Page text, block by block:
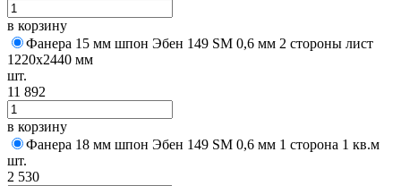
в корзину
Фанера 15 мм шпон Эбен 149 SM 0,6 мм 2 стороны лист
1220х2440 мм
шт.
11 892
в корзину
Фанера 18 мм шпон Эбен 149 SM 0,6 мм 1 сторона 1 кв.м
шт.
2 530